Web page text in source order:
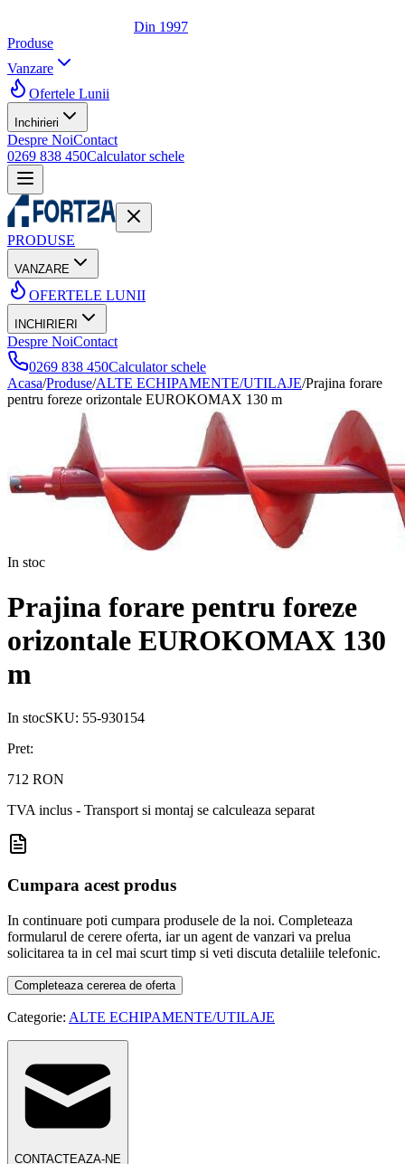
Din 1997
Produse
Vanzare
Ofertele Lunii
Inchirieri
Despre NoiContact
0269 838 450Calculator schele
PRODUSE
VANZARE
OFERTELE LUNII
INCHIRIERI
Despre NoiContact
0269 838 450Calculator schele
Acasa/Produse/ALTE ECHIPAMENTE/UTILAJE/Prajina forare
pentru foreze orizontale EUROKOMAX 130 m
In stoc
Prajina forare pentru foreze
orizontale EUROKOMAX 130
m
In stocSKU: 55-930154
Pret:
712 RON
TVA inclus - Transport si montaj se calculeaza separat
Cumpara acest produs
In continuare poti cumpara produsele de la noi. Completeaza
formularul de cerere oferta, iar un agent de vanzari va prelua
solicitarea ta in cel mai scurt timp si veti discuta detaliile telefonic.
Completeaza cererea de oferta
Categorie: ALTE ECHIPAMENTE/UTILAJE
CONTACTEAZA-NE